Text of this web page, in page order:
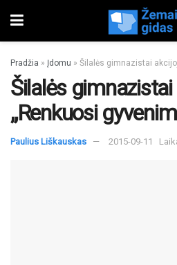
Pradžia » Įdomu » Šilalės gimnazistai
Šilalės gimnazistai
„Renkuosi
Paulius Liškauskas 2015-09-11